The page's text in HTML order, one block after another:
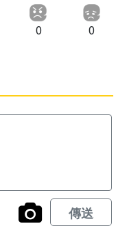
0 0